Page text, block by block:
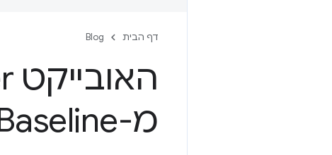
דף הבית Blog
האובייקט Intl
מ-Baseline